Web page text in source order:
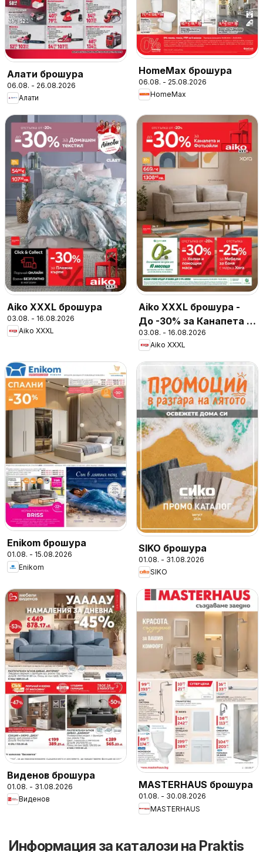
Алати брошура
06.08. - 26.08.2026
Алати
HomeMax брошура
06.08. - 25.08.2026
HomeMax
Aiko XXXL брошура
03.08. - 16.08.2026
Aiko XXXL
Aiko XXXL брошура -
До -30% за Канапета и
Фотьойли
03.08. - 16.08.2026
Aiko XXXL
Enikom брошура
01.08. - 15.08.2026
Enikom
SIKO брошура
01.08. - 31.08.2026
SIKO
Виденов брошура
01.08. - 31.08.2026
Виденов
MASTERHAUS брошура
01.08. - 30.08.2026
MASTERHAUS
Информация за каталози на Praktis